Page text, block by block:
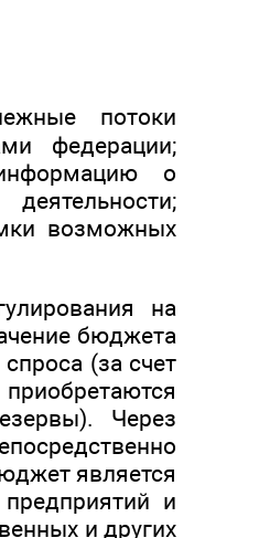
потоки
федерации;
о
возможных
на
бюджета
(за счет
Через
является
и
и других